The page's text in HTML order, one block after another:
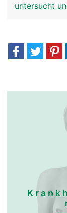
untersucht